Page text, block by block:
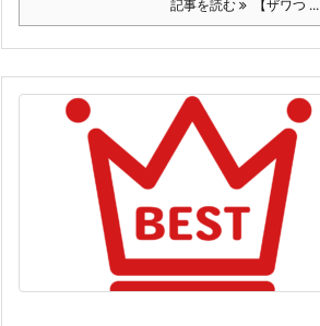
記事を読む 【ザワつ ...